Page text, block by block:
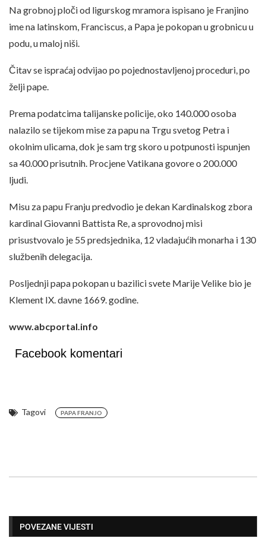
Na grobnoj ploči od ligurskog mramora ispisano je Franjino
ime na latinskom, Franciscus, a Papa je pokopan u grobnicu u
podu, u maloj niši.
Čitav se ispraćaj odvijao po pojednostavljenoj proceduri, po
želji pape.
Prema podatcima talijanske policije, oko 140.000 osoba
nalazilo se tijekom mise za papu na Trgu svetog Petra i
okolnim ulicama, dok je sam trg skoro u potpunosti ispunjen
sa 40.000 prisutnih. Procjene Vatikana govore o 200.000
ljudi.
Misu za papu Franju predvodio je dekan Kardinalskog zbora
kardinal Giovanni Battista Re, a sprovodnoj misi
prisustvovalo je 55 predsjednika, 12 vladajućih monarha i 130
službenih delegacija.
Posljednji papa pokopan u bazilici svete Marije Velike bio je
Klement IX. davne 1669. godine.
www.abcportal.info
Facebook komentari
Tagovi PAPA FRANJO
POVEZANE VIJESTI